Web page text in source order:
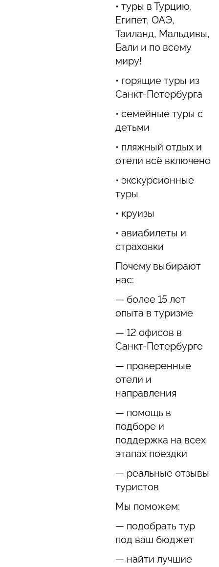
• туры в Турцию,
Египет, ОАЭ,
Таиланд, Мальдивы,
Бали и по всему
миру!
• горящие туры из
Санкт-Петербурга
• семейные туры с
детьми
• пляжный отдых и
отели всё включено
• экскурсионные
туры
• круизы
• авиабилеты и
страховки
Почему выбирают
нас:
— более 15 лет
опыта в туризме
— 12 офисов в
Санкт-Петербурге
— проверенные
отели и
направления
— помощь в
подборе и
поддержка на всех
этапах поездки
— реальные отзывы
туристов
Мы поможем:
— подобрать тур
под ваш бюджет
— найти лучшие